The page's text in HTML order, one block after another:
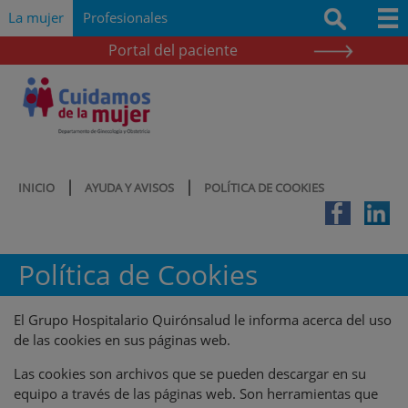
Saltar al contenido
Saltar
La mujer Profesionales Buscar
Portal del paciente
Quiénes somos
Nuestro compromiso
Cartera de servicios
Información para la mujer
Noticias
INICIO | AYUDA Y AVISOS | POLÍTICA DE COOKIES
Política de Cookies
El Grupo Hospitalario Quirónsalud le informa acerca del uso
de las cookies en sus páginas web.
Las cookies son archivos que se pueden descargar en su
equipo a través de las páginas web. Son herramientas que